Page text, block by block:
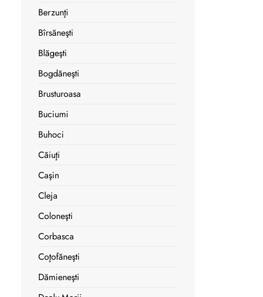
Berzunţi
Bîrsăneşti
Blăgeşti
Bogdăneşti
Brusturoasa
Buciumi
Buhoci
Căiuţi
Caşin
Cleja
Coloneşti
Corbasca
Coţofăneşti
Dămieneşti